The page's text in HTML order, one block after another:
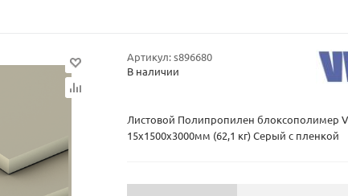
Артикул:s896680
В наличии
Листовой Полипропилен блоксополимер
15х1500х3000мм (62,1 кг) Серый с пленкой